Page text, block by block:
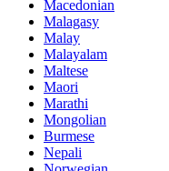
Macedonian
Malagasy
Malay
Malayalam
Maltese
Maori
Marathi
Mongolian
Burmese
Nepali